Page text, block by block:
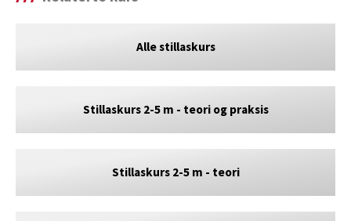
Alle stillaskurs
Stillaskurs 2-5 m - teori og praksis
Stillaskurs 2-5 m - teori